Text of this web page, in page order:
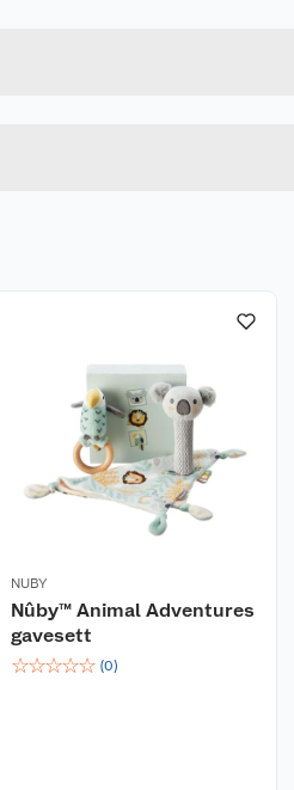
NUBY
Nûby™ Animal Adventures
gavesett
☆☆☆☆☆ (0)